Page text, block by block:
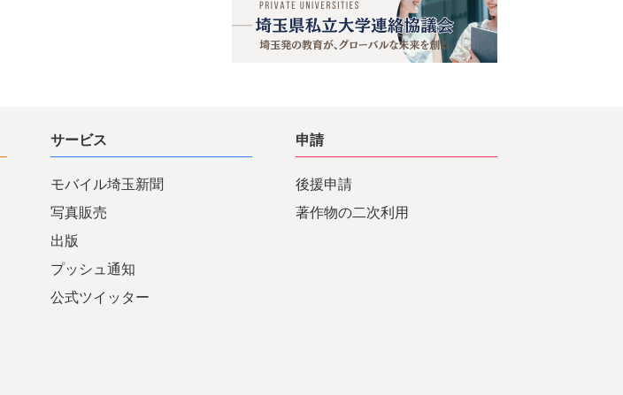
サービス
モバイル埼玉新聞
写真販売
出版
プッシュ通知
公式ツイッター
申請
後援申請
著作物の二次利用